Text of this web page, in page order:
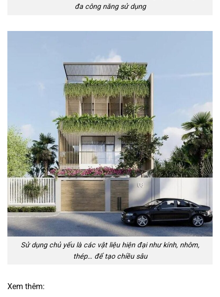
đa công năng sử dụng
Sử dụng chủ yếu là các vật liệu hiện đại như kính, nhôm,
thép… để tạo chiều sâu
Xem thêm: